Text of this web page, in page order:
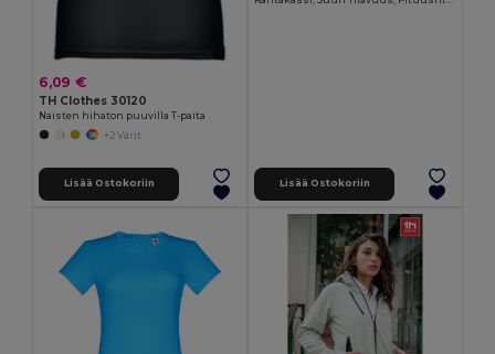
6,09 €
TH Clothes 30120
Naisten hihaton puuvilla T-paita
+2 Värit
Lisää Ostokoriin Lisää Ostokoriin